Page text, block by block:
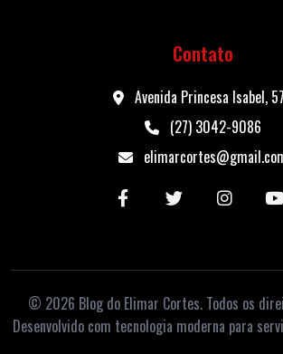
Contato
Avenida Princesa Isabel,
(27) 3042-9086
© 2026 Blog do Elimar Cortes. Todos os
Desenvolvido com tecnologia moderna para